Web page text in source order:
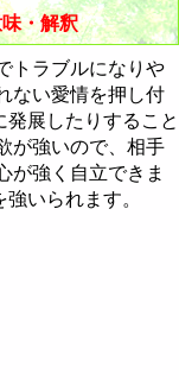
・解釈
トラブルになりや
ない愛情を押し付
展したりすること
が強いので、相手
が強く自立できま
いられます。